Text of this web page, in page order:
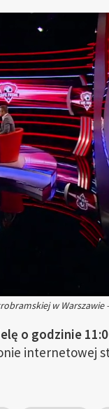
w Warszawie
o godzinie
internetowej